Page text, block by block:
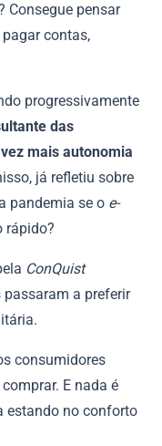
Consegue pensar
pagar contas,
progressivamente
das
mais autonomia
já refletiu sobre
pandemia se o e-
rápido?
ConQuist
passaram a preferir
consumidores
E nada é
estando no conforto